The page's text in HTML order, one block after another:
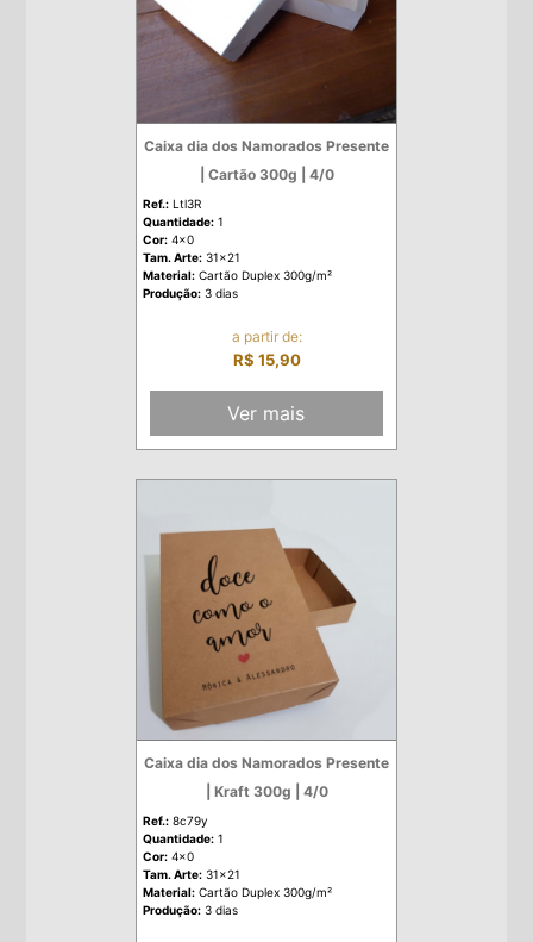
Caixa dia dos Namorados Presente
| Cartão 300g | 4/0
Ref.: Ltl3R
Quantidade: 1
Cor: 4x0
Tam. Arte: 31x21
Material: Cartão Duplex 300g/m²
Produção: 3 dias
a partir de:
R$ 15,90
Ver mais
Caixa dia dos Namorados Presente
| Kraft 300g | 4/0
Ref.: 8c79y
Quantidade: 1
Cor: 4x0
Tam. Arte: 31x21
Material: Cartão Duplex 300g/m²
Produção: 3 dias